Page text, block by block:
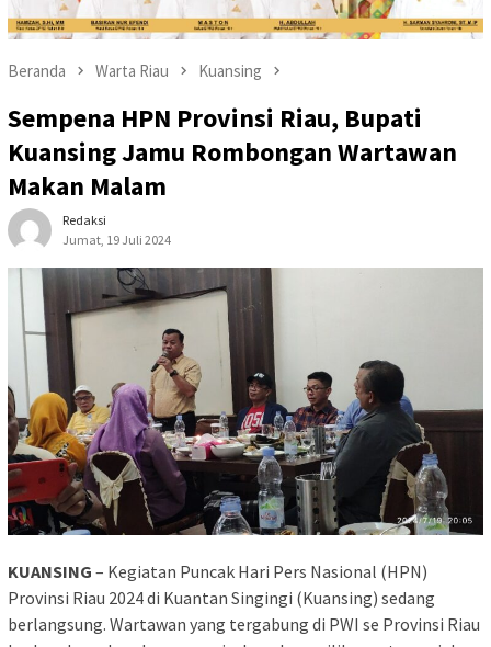
Beranda Warta Riau Kuansing
Sempena HPN Provinsi Riau, Bupati
Kuansing Jamu Rombongan Wartawan
Makan Malam
Redaksi
Jumat, 19 Juli 2024
KUANSING – Kegiatan Puncak Hari Pers Nasional (HPN)
Provinsi Riau 2024 di Kuantan Singingi (Kuansing) sedang
berlangsung. Wartawan yang tergabung di PWI se Provinsi Riau